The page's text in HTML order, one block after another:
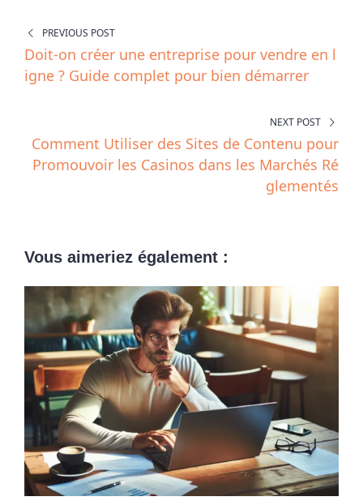
PREVIOUS POST
Doit-on créer une entreprise pour vendre en l
igne ? Guide complet pour bien démarrer
NEXT POST
Comment Utiliser des Sites de Contenu pour
Promouvoir les Casinos dans les Marchés Ré
glementés
Vous aimeriez également :